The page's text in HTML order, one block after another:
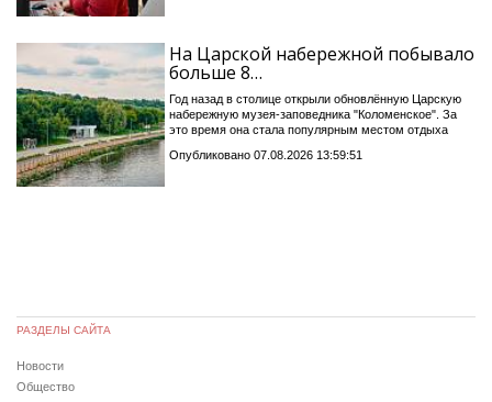
На Царской набережной побывало
больше 8…
Год назад в столице открыли обновлённую Царскую
набережную музея-заповедника "Коломенское". За
это время она стала популярным местом отдыха
Опубликовано 07.08.2026 13:59:51
РАЗДЕЛЫ САЙТА
Новости
Общество